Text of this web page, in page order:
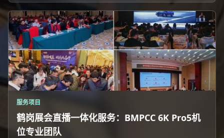
服务项目
鹤岗展会直播一体化服务：BMPCC 6K Pro5机
位专业团队